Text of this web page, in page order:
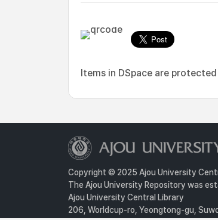
Items in DSpace are
Copyright © 2025 Ajou University
The Ajou University Repository was
Ajou University Central Library
206, Worldcup-ro, Yeongtong-gu,